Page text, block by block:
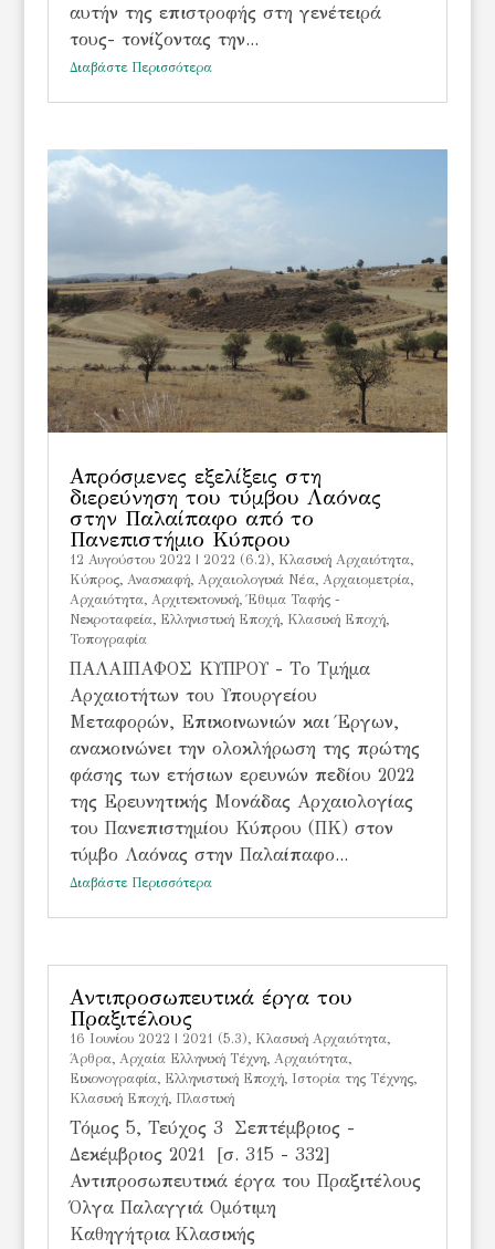
αυτήν της επιστροφής στη γενέτειρά
τους- τονίζοντας την...
Διαβάστε Περισσότερα
Απρόσμενες εξελίξεις στη
διερεύνηση του τύμβου Λαόνας
στην Παλαίπαφο από το
Πανεπιστήμιο Κύπρου
12 Αυγούστου 2022 2022 (6.2), Kλασική Αρχαιότητα,
Kύπρος, Ανασκαφή, Αρχαιολογικά Νέα, Αρχαιομετρία,
Αρχαιότητα, Αρχιτεκτονική,Έθιμα Ταφής -
Νεκροταφεία, Ελληνιστική Εποχή, Κλασική Εποχή,
Τοπογραφία
ΠΑΛΑΙΠΑΦΟΣ ΚΥΠΡΟΥ - Το Τμήμα
Αρχαιοτήτων του Υπουργείου
Μεταφορών, Επικοινωνιών και Έργων,
ανακοινώνει την ολοκλήρωση της πρώτης
φάσης των ετήσιων ερευνών πεδίου 2022
της Ερευνητικής Μονάδας Αρχαιολογίας
του Πανεπιστημίου Κύπρου (ΠΚ) στον
τύμβο Λαόνας στην Παλαίπαφο...
Διαβάστε Περισσότερα
Αντιπροσωπευτικά έργα του
Πραξιτέλους
16 Ιουνίου 2022 2021 (5.3), Kλασική Αρχαιότητα,
Άρθρα, Αρχαία Ελληνική Τέχνη, Αρχαιότητα,
Εικονογραφία, Ελληνιστική Εποχή, Ιστορία της Τέχνης,
Κλασική Εποχή, Πλαστική
Τόμος 5, Τεύχος 3 Σεπτέμβριος -
Δεκέμβριος 2021 [σ. 315 - 332]
Αντιπροσωπευτικά έργα του Πραξιτέλους
Όλγα Παλαγγιά Ομότιμη
Καθηγήτρια Κλασικής